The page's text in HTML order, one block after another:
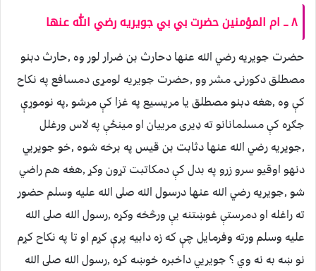
٨ ــ ام المؤمنين حضرت بي بي جويريه رضي الله عنها
حضرت جويريه رضي الله عنها دحارث بن ضرار لور وه ,حارث دبنو
مصطلق دكورنۍ مشر وو ,حضرت جويريه لومړى دمسافع په نكاح
كې وه ,هغه دبنو مصطلق يا مريسيع په غزا كې مړشو ,په نوموړې
جګړه كې مسلمانانو ته ډيرى مرييان او مينځې په لاس ورغلل
,جويريه رضي الله عنها دثابت بن قيس په برخه شوه ,خو جويريي
دنهو اوقيو سرو زرو په بدل كې دمكاتبت تړون وكړ ,هغه هم راضي
شو ,جويريه رضي الله عنها درسول الله صلى الله عليه وسلم حضور
ته راغله او دمرستې غوښتنه يې ورڅخه وكړه ,رسول الله صلى الله
عليه وسلم ورته وفرمايل چې كه زه دابيه پرې كړم او تا په نكاح كړم
نو ښه به نه وي ؟ جويريي داخبره خوښه كړه ,رسول الله صلى الله